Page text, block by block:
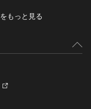
をもっと見る